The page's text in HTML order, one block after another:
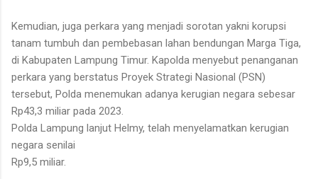
Kemudian, juga perkara yang menjadi sorotan yakni korupsi
tanam tumbuh dan pembebasan lahan bendungan Marga Tiga,
di Kabupaten Lampung Timur. Kapolda menyebut penanganan
perkara yang berstatus Proyek Strategi Nasional (PSN)
tersebut, Polda menemukan adanya kerugian negara sebesar
Rp43,3 miliar pada 2023.
Polda Lampung lanjut Helmy, telah menyelamatkan kerugian
negara senilai
Rp9,5 miliar.